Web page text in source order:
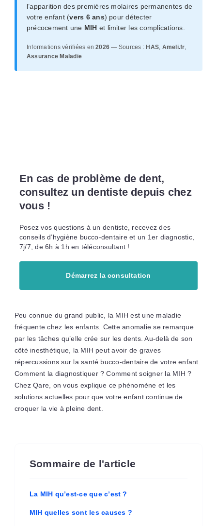
l’apparition des premières molaires permanentes de
votre enfant (vers 6 ans) pour détecter
précocement une MIH et limiter les complications.
Informations vérifiées en2026 — Sources : HAS, Ameli.fr,
Assurance Maladie
En cas de problème de dent,
consultez un dentiste depuis chez
vous !
Posez vos questions à un dentiste, recevez des
conseils d’hygiène bucco-dentaire et un 1er diagnostic,
7j/7, de 6h à 1h en téléconsultant !
Démarrez la consultation
Peu connue du grand public, la MIH est une maladie
fréquente chez les enfants. Cette anomalie se remarque
par les tâches qu’elle crée sur les dents. Au-delà de son
côté inesthétique, la MIH peut avoir de graves
répercussions sur la santé bucco-dentaire de votre enfant.
Comment la diagnostiquer ? Comment soigner la MIH ?
Chez Qare, on vous explique ce phénomène et les
solutions actuelles pour que votre enfant continue de
croquer la vie à pleine dent.
Sommaire de l'article
La MIH qu’est-ce que c’est ?
MIH quelles sont les causes ?